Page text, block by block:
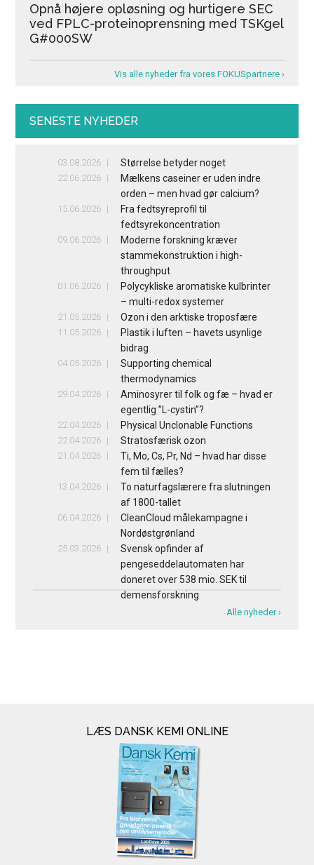
Opnå højere opløsning og hurtigere SEC
ved FPLC-proteinoprensning med TSKgel
G#000SW
Vis alle nyheder fra vores FOKUSpartnere ›
SENESTE NYHEDER
03.08.2026 Størrelse betyder noget
22.06.2026
Mælkens caseiner er uden indre
orden – men hvad gør calcium?
15.06.2026
Fra fedtsyreprofil til
fedtsyrekoncentration
09.06.2026
Moderne forskning kræver
stammekonstruktion i high-
throughput
01.06.2026
Polycykliske aromatiske kulbrinter
– multi-redox systemer
21.05.2026 Ozon i den arktiske troposfære
11.05.2026
Plastik i luften – havets usynlige
bidrag
04.05.2026
Supporting chemical
thermodynamics
29.04.2026
Aminosyrer til folk og fæ – hvad er
egentlig ”L-cystin”?
22.04.2026 Physical Unclonable Functions
22.04.2026 Stratosfærisk ozon
21.04.2026
Ti, Mo, Cs, Pr, Nd – hvad har disse
fem til fælles?
13.04.2026
To naturfagslærere fra slutningen
af 1800-tallet
06.04.2026
CleanCloud målekampagne i
Nordøstgrønland
25.03.2026
Svensk opfinder af
pengeseddelautomaten har
doneret over 538 mio. SEK til
demensforskning
Alle nyheder ›
LÆS DANSK KEMI ONLINE